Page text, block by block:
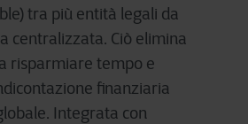
tra più entità legali da
centralizzata. Ciò elimina
risparmiare tempo e
finanziaria
Integrata con